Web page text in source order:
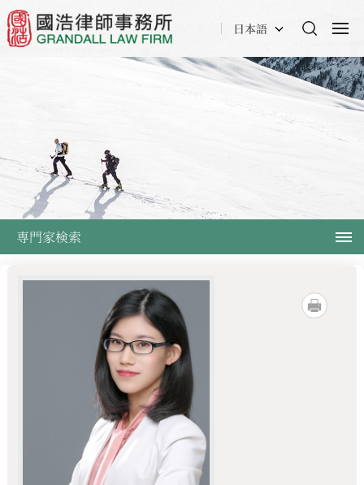
日本語
専門家検索